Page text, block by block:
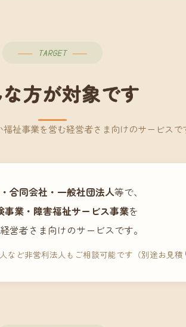
TARGET
方が対象です
祉事業を営む経営者さま向けのサービスで
合同会社・一般社団法人等で、
事業・障害福祉サービス事業を
営者さま向けのサービスです。
ど非営利法人もご相談可能です（別途お見積